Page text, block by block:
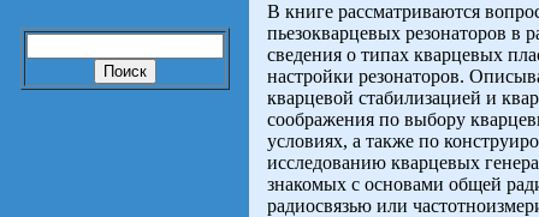
В книге рассматриваются
пьезокварцевых резонаторов в
сведения о типах кварцевых
настройки резонаторов.
кварцевой стабилизацией и
соображения по выбору
условиях, а также по
исследованию кварцевых
знакомых с основами общей
радиосвязью или